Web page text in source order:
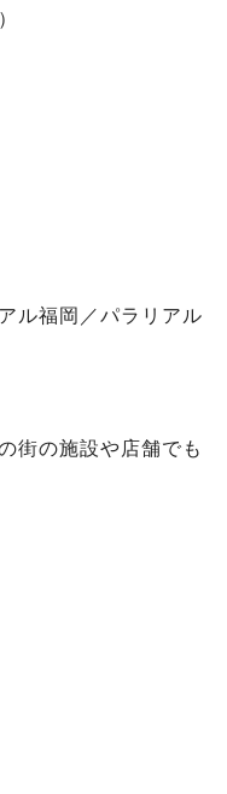
ル福岡／パラリアル
街の施設や店舗でも